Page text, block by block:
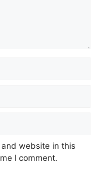
website in this
I comment.